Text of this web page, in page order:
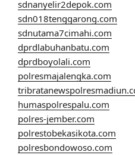
sdnanyelir2depok.com
sdn018tenggarong.com
sdnutama7cimahi.com
dprdlabuhanbatu.com
dprdboyolali.com
polresmajalengka.com
humaspolrespalu.com
polres-jember.com
polrestobekasikota.com
polresbondowoso.com